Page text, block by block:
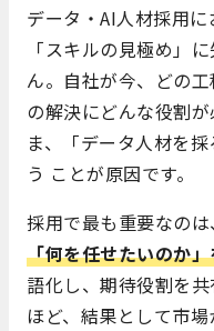
データ・AI人材採用に
「スキルの見極め」
ん。自社が今、どの
の解決にどんな役割
ま、「データ人材を
う ことが原因です。
採用で最も重要なのは、
「何を任せたいのか
語化し、期待役割を
ほど、結果として市